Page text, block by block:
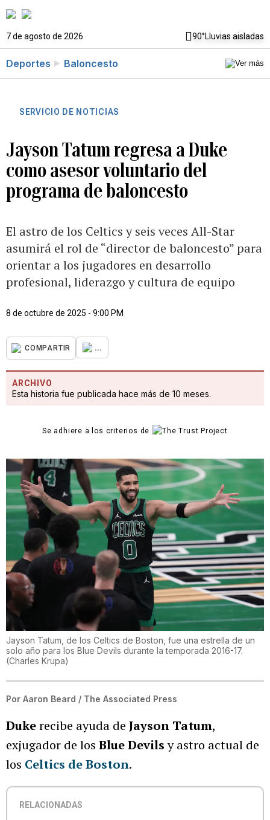
7 de agosto de 2026 90°Lluvias aisladas
Deportes Baloncesto
SERVICIO DE NOTICIAS
Jayson Tatum regresa a Duke
como asesor voluntario del
programa de baloncesto
El astro de los Celtics y seis veces All-Star
asumirá el rol de “director de baloncesto” para
orientar a los jugadores en desarrollo
profesional, liderazgo y cultura de equipo
8 de octubre de 2025 - 9:00 PM
COMPARTIR ...
ARCHIVO
Esta historia fue publicada hace más de 10 meses.
Se adhiere a los criterios de
Jayson Tatum, de los Celtics de Boston, fue una estrella de un
solo año para los Blue Devils durante la temporada 2016-17.
(Charles Krupa)
Por Aaron Beard / The Associated Press
Dukerecibe ayuda de Jayson Tatum,
exjugador de los Blue Devilsy astro actual de
los Celtics de Boston.
RELACIONADAS